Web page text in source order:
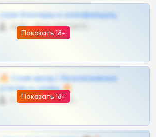
Показать 18+
слив блогерш и онлифанщиц
4675 •
Показать 18+
🔥 Слив шкод | Эксклюзивные
утечки и сливы 🔥
0 •